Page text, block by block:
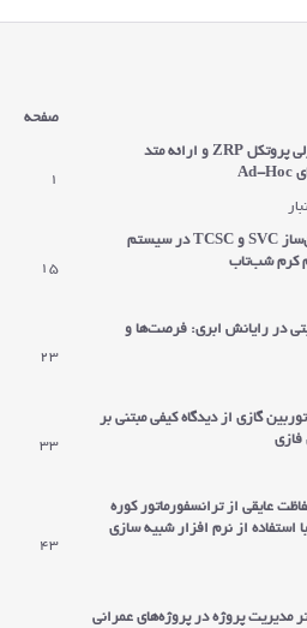
صفحه
پروتکلZRP و ارائه متد
Ad-Hoc
1
SVC وTCSCدر سیستم
کرم شب‌تاب
15
در رایانش ابری: فرصت‌ها و
23
گازی از دیدگاه کیفی مبتنی بر
فازی
33
عایقی از ترانسفورماتور کوره
استفاده از نرم افزار شبیه سازی
43
مديريت پروژه در پروژه‌هاي عمراني